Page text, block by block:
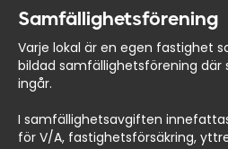
Samfällighetsförening
Varje lokal är en egen fastighet
bildad samfällighetsförening där
ingår.
I samfällighetsavgiften
för V/A, fastighetsförsäkring,